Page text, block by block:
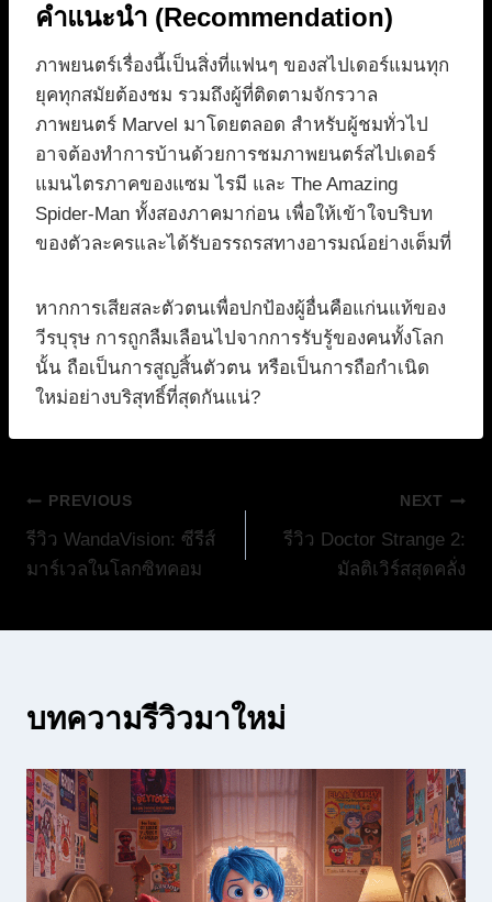
คำแนะนำ (Recommendation)
ภาพยนตร์เรื่องนี้เป็นสิ่งที่แฟนๆ ของสไปเดอร์แมนทุก
ยุคทุกสมัยต้องชม รวมถึงผู้ที่ติดตามจักรวาล
ภาพยนตร์ Marvel มาโดยตลอด สำหรับผู้ชมทั่วไป
อาจต้องทำการบ้านด้วยการชมภาพยนตร์สไปเดอร์
แมนไตรภาคของแซม ไรมี และ The Amazing
Spider-Man ทั้งสองภาคมาก่อน เพื่อให้เข้าใจบริบท
ของตัวละครและได้รับอรรถรสทางอารมณ์อย่างเต็มที่
หากการเสียสละตัวตนเพื่อปกป้องผู้อื่นคือแก่นแท้ของ
วีรบุรุษ การถูกลืมเลือนไปจากการรับรู้ของคนทั้งโลก
นั้น ถือเป็นการสูญสิ้นตัวตน หรือเป็นการถือกำเนิด
ใหม่อย่างบริสุทธิ์ที่สุดกันแน่?
แนะแนว
เรื่อง
PREVIOUS
รีวิว WandaVision: ซีรีส์
มาร์เวลในโลกซิทคอม
NEXT
รีวิว Doctor Strange 2:
มัลติเวิร์สสุดคลั่ง
บทความรีวิวมาใหม่